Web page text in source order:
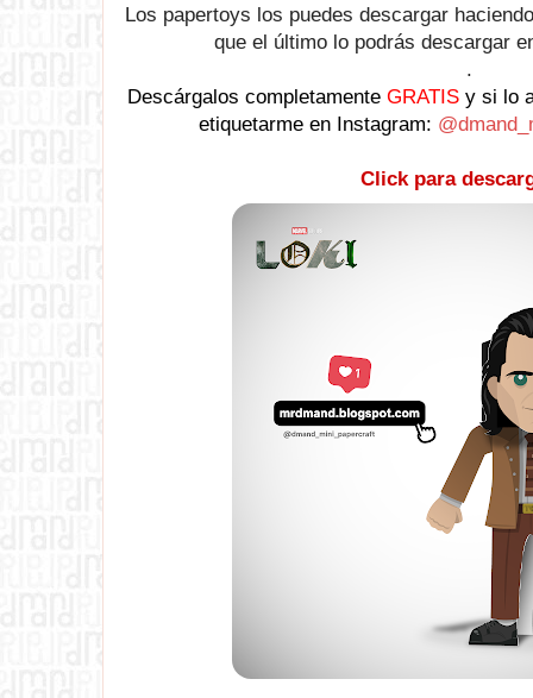
Los papertoys los puedes descargar
que el último lo podrás descargar
.
Descárgalos completamenteGRATIS y si lo
etiquetarme en Instagram:
Click para